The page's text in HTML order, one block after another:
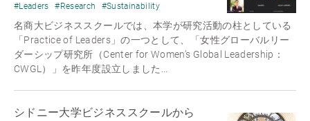
#Leaders #Research #Sustainability
名商大ビジネススクールでは、本学が研究活動の柱としている
「Practice of Leaders」の一つとして、「女性グローバルリー
ダーシップ研究所（Center for Women’s Global Leadership：
CWGL）」を昨年度設立しました...
シドニー大学ビジネススクールから